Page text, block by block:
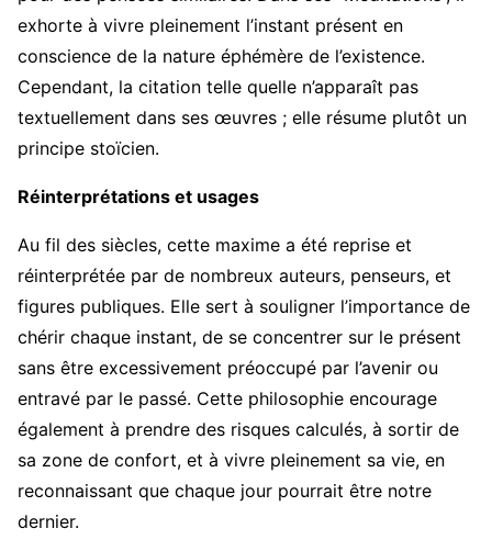
exhorte à vivre pleinement l’instant présent en
conscience de la nature éphémère de l’existence.
Cependant, la citation telle quelle n’apparaît pas
textuellement dans ses œuvres ; elle résume plutôt un
principe stoïcien.
Réinterprétations et usages
Au fil des siècles, cette maxime a été reprise et
réinterprétée par de nombreux auteurs, penseurs, et
figures publiques. Elle sert à souligner l’importance de
chérir chaque instant, de se concentrer sur le présent
sans être excessivement préoccupé par l’avenir ou
entravé par le passé. Cette philosophie encourage
également à prendre des risques calculés, à sortir de
sa zone de confort, et à vivre pleinement sa vie, en
reconnaissant que chaque jour pourrait être notre
dernier.